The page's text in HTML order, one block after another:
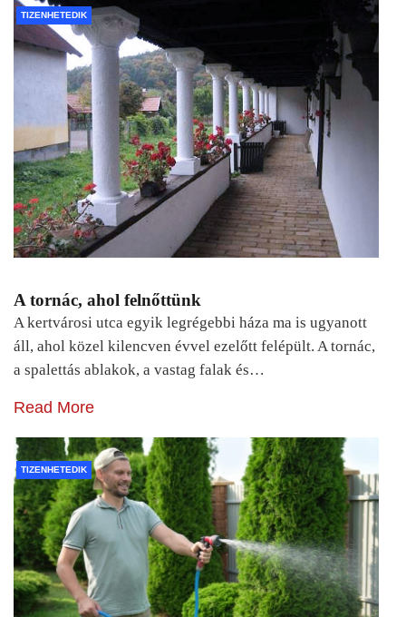
TIZENHETEDIK
A tornác, ahol felnőttünk
A kertvárosi utca egyik legrégebbi háza ma is ugyanott
áll, ahol közel kilencven évvel ezelőtt felépült. A tornác,
a spalettás ablakok, a vastag falak és…
Read More
TIZENHETEDIK